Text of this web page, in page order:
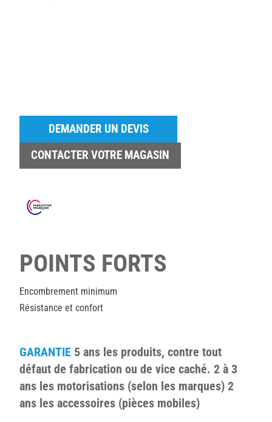
DEMANDER UN DEVIS
CONTACTER VOTRE MAGASIN
POINTS FORTS
Encombrement minimum
Résistance et confort
GARANTIE 5 ans les produits, contre tout
défaut de fabrication ou de vice caché. 2 à 3
ans les motorisations (selon les marques) 2
ans les accessoires (pièces mobiles)